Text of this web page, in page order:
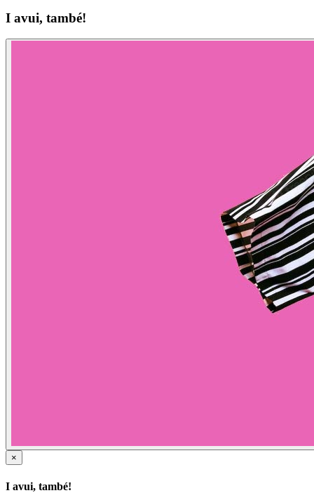
I avui, també!
×
I avui, també!